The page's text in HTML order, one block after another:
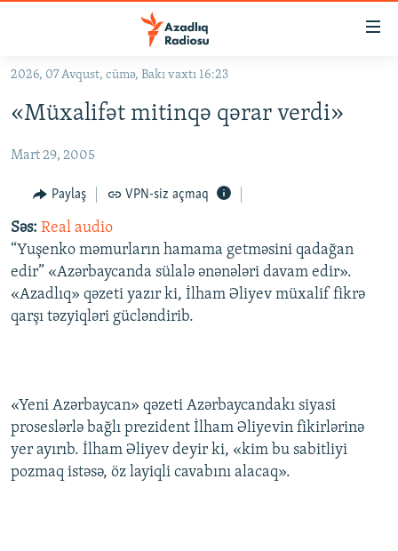
Əsas
qayıt
naviqasiyaya
Axtarışa
keç
KORRUPSIOMETR
#ƏSLINDƏ
FƏRQƏ BAX
QANUNI DOĞRU
ARAŞDIRMA
MULTIMEDIA
KARIKATURA
AZƏRBAYCAN ƏDƏBIYYATI KITABXANASI
İSLAM VƏ DEMOKRATIYA
İZ - MƏDƏNIYYƏT PROQRAMI
PEŞƏ ETIKASI VƏ JURNALISTIKA STANDARTLARIMIZ
MATERIALLARIMIZDAN ISTIFADƏ
BIZI IZLƏ
2026, 07 Avqust, cümə, Bakı vaxtı 16:23
«Müxalifət mitinqə qərar verdi»
Mart 29, 2005
Paylaş VPN-siz açmaq
Səs: Real audio
“Yuşenko məmurların hamama getməsini qadağan
edir” «Azərbaycanda sülalə ənənələri davam edir».
«Azadlıq» qəzeti yazır ki, İlham Əliyev müxalif fikrə
qarşı təzyiqləri gücləndirib.
«Yeni Azərbaycan» qəzeti Azərbaycandakı siyasi
proseslərlə bağlı prezident İlham Əliyevin fikirlərinə
yer ayırıb. İlham Əliyev deyir ki, «kim bu sabitliyi
pozmaq istəsə, öz layiqli cavabını alacaq».